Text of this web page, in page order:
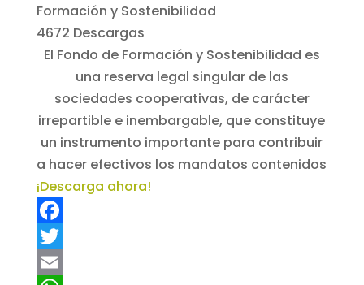
Formación y Sostenibilidad
4672 Descargas
El Fondo de Formación y Sostenibilidad es
una reserva legal singular de las
sociedades cooperativas, de carácter
irrepartible e inembargable, que constituye
un instrumento importante para contribuir
a hacer efectivos los mandatos contenidos
¡Descarga ahora!
F
a
T